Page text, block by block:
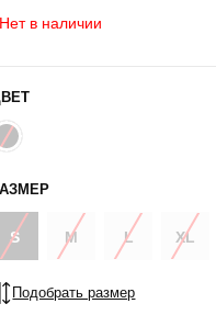
Нет в наличии
S M L XL
Подобрать размер